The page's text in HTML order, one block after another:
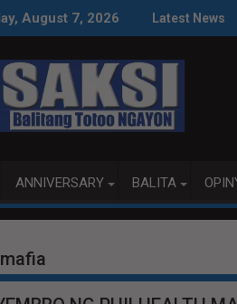
August 7, 2026 Latest News
NA MENSAHE, IKINALAT SA
UFCC: PAGBILI
ANNIVERSARY BALITA
mafia